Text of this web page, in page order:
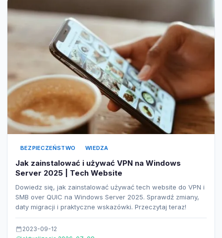
BEZPIECZEŃSTWO WIEDZA
Jak zainstalować i używać VPN na Windows
Server 2025 | Tech Website
Dowiedz się, jak zainstalować używać tech website do VPN i
SMB over QUIC na Windows Server 2025. Sprawdź zmiany,
daty migracji i praktyczne wskazówki. Przeczytaj teraz!
2023-09-12